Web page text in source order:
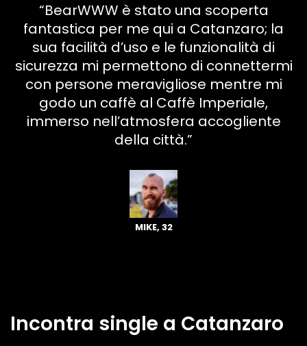
“BearWWW è stato una scoperta
fantastica per me qui a Catanzaro; la
sua facilità d’uso e le funzionalità di
sicurezza mi permettono di connettermi
con persone meravigliose mentre mi
godo un caffè al Caffè Imperiale,
immerso nell’atmosfera accogliente
della città.”
MIKE, 32
Incontra single a Catanzaro